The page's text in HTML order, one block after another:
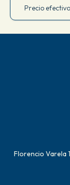
Precio
Florencio Varela